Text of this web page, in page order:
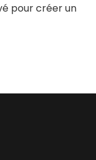
pour créer un